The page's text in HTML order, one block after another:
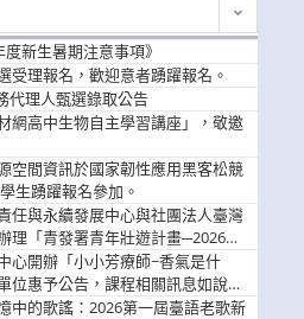
新生暑期注意事項》
受理報名，歡迎意者踴躍報名。
代理人甄選錄取公告
網高中生物自主學習講座」，敬邀
空間資訊於國家韌性應用黑客松競
生踴躍報名參加。
任與永續發展中心與社團法人臺灣
理「青發署青年壯遊計畫─2026臺
活動，敬邀學生踴躍報名參加，
心開辦「小小芳療師~香氣是什
位惠予公告，課程相關訊息如說
中的歌謠：2026第一屆臺語老歌新